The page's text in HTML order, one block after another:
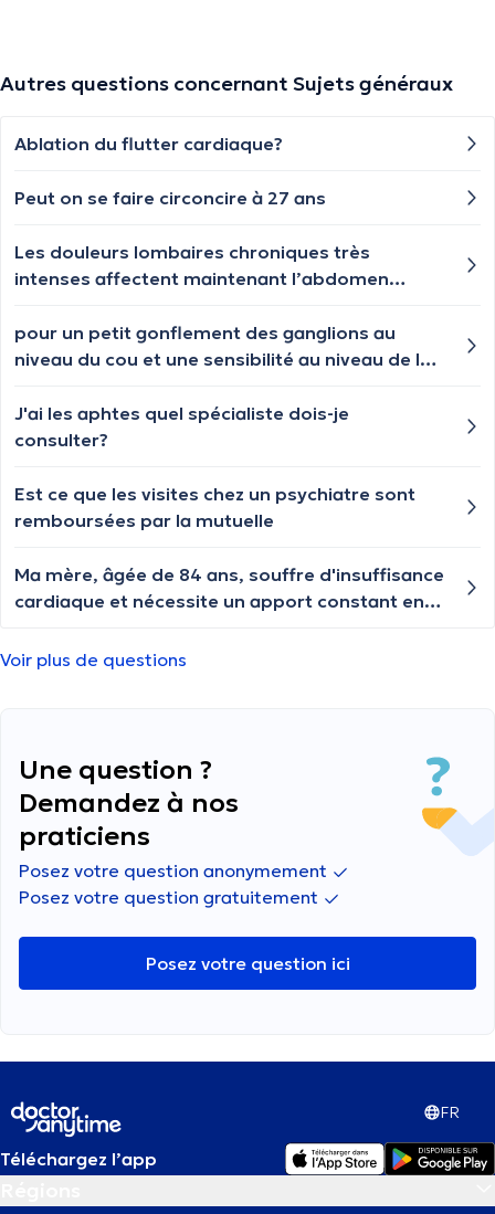
Autres questions concernant Sujets généraux
Ablation du flutter cardiaque?
Peut on se faire circoncire à 27 ans
Les douleurs lombaires chroniques très
intenses affectent maintenant l’abdomen
jambe gauche. L’inflammation est terrible. Que
faire pour soulager ces souffrances sans repos
pour un petit gonflement des ganglions au
niveau du cou et une sensibilité au niveau de la
ça commence à faire un petit temps que j'ai ça
J'ai les aphtes quel spécialiste dois-je
consulter?
Est ce que les visites chez un psychiatre sont
remboursées par la mutuelle
Ma mère, âgée de 84 ans, souffre d'insuffisance
cardiaque et nécessite un apport constant en
Comment peut-on l'aider à augmenter
Voir plus de questions
Une question ?
Demandez à nos
praticiens
Posez votre question anonymement
Posez votre question gratuitement
Posez votre question ici
FR
Téléchargez l’app